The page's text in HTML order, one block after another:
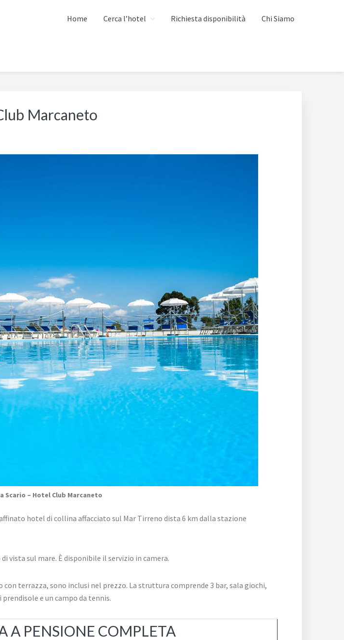
Home Cerca l’hotel Richiesta disponibilità Chi Siamo
Marcaneto
Scario – Hotel Club Marcaneto
hotel di collina affacciato sul Mar Tirreno dista 6 km dalla stazione
vista sul mare. È disponibile il servizio in camera.
terrazza, sono inclusi nel prezzo. La struttura comprende 3 bar, sala giochi,
e un campo da tennis.
A PENSIONE COMPLETA